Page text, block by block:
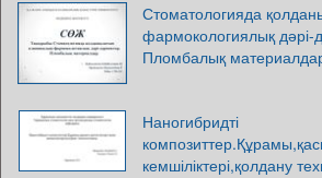
Стоматологияда
фармокологиялық дәрі-
Пломбалық
Наногибридті
кемшіліктері,қолдану